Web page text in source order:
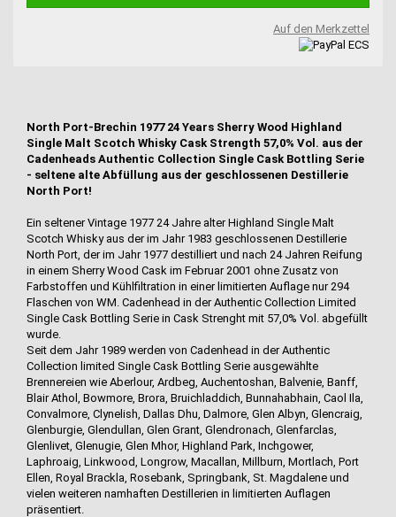
Auf den Merkzettel
North Port-Brechin 1977 24 Years Sherry Wood Highland
Single Malt Scotch Whisky Cask Strength 57,0% Vol. aus der
Cadenheads Authentic Collection Single Cask Bottling Serie
- seltene alte Abfüllung aus der geschlossenen Destillerie
North Port!
Ein seltener Vintage 1977 24 Jahre alter Highland Single Malt
Scotch Whisky aus der im Jahr 1983 geschlossenen Destillerie
North Port, der im Jahr 1977 destilliert und nach 24 Jahren Reifung
in einem Sherry Wood Cask im Februar 2001 ohne Zusatz von
Farbstoffen und Kühlfiltration in einer limitierten Auflage nur 294
Flaschen von WM. Cadenhead in der Authentic Collection Limited
Single Cask Bottling Serie in Cask Strenght mit 57,0% Vol. abgefüllt
wurde.
Seit dem Jahr 1989 werden von Cadenhead in der Authentic
Collection limited Single Cask Bottling Serie ausgewählte
Brennereien wie Aberlour, Ardbeg, Auchentoshan, Balvenie, Banff,
Blair Athol, Bowmore, Brora, Bruichladdich, Bunnahabhain, Caol Ila,
Convalmore, Clynelish, Dallas Dhu, Dalmore, Glen Albyn, Glencraig,
Glenburgie, Glendullan, Glen Grant, Glendronach, Glenfarclas,
Glenlivet, Glenugie, Glen Mhor, Highland Park, Inchgower,
Laphroaig, Linkwood, Longrow, Macallan, Millburn, Mortlach, Port
Ellen, Royal Brackla, Rosebank, Springbank, St. Magdalene und
vielen weiteren namhaften Destillerien in limitierten Auflagen
präsentiert.